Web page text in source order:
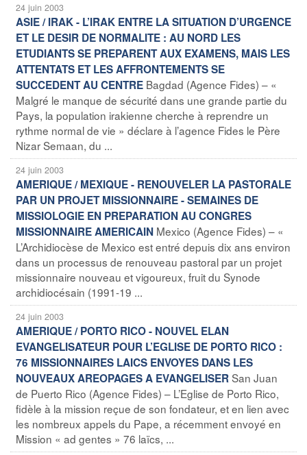
24 juin 2003
ASIE / IRAK - L’IRAK ENTRE LA SITUATION D’URGENCE
ET LE DESIR DE NORMALITE : AU NORD LES
ETUDIANTS SE PREPARENT AUX EXAMENS, MAIS LES
ATTENTATS ET LES AFFRONTEMENTS SE
SUCCEDENT AU CENTRE Bagdad (Agence Fides) – «
Malgré le manque de sécurité dans une grande partie du
Pays, la population irakienne cherche à reprendre un
rythme normal de vie » déclare à l’agence Fides le Père
Nizar Semaan, du ...
24 juin 2003
AMERIQUE / MEXIQUE - RENOUVELER LA PASTORALE
PAR UN PROJET MISSIONNAIRE - SEMAINES DE
MISSIOLOGIE EN PREPARATION AU CONGRES
MISSIONNAIRE AMERICAIN Mexico (Agence Fides) – «
L’Archidiocèse de Mexico est entré depuis dix ans environ
dans un processus de renouveau pastoral par un projet
missionnaire nouveau et vigoureux, fruit du Synode
archidiocésain (1991-19 ...
24 juin 2003
AMERIQUE / PORTO RICO - NOUVEL ELAN
EVANGELISATEUR POUR L’EGLISE DE PORTO RICO :
76 MISSIONNAIRES LAICS ENVOYES DANS LES
NOUVEAUX AREOPAGES A EVANGELISERSan Juan
de Puerto Rico (Agence Fides) – L’Eglise de Porto Rico,
fidèle à la mission reçue de son fondateur, et en lien avec
les nombreux appels du Pape, a récemment envoyé en
Mission « ad gentes » 76 laïcs, ...